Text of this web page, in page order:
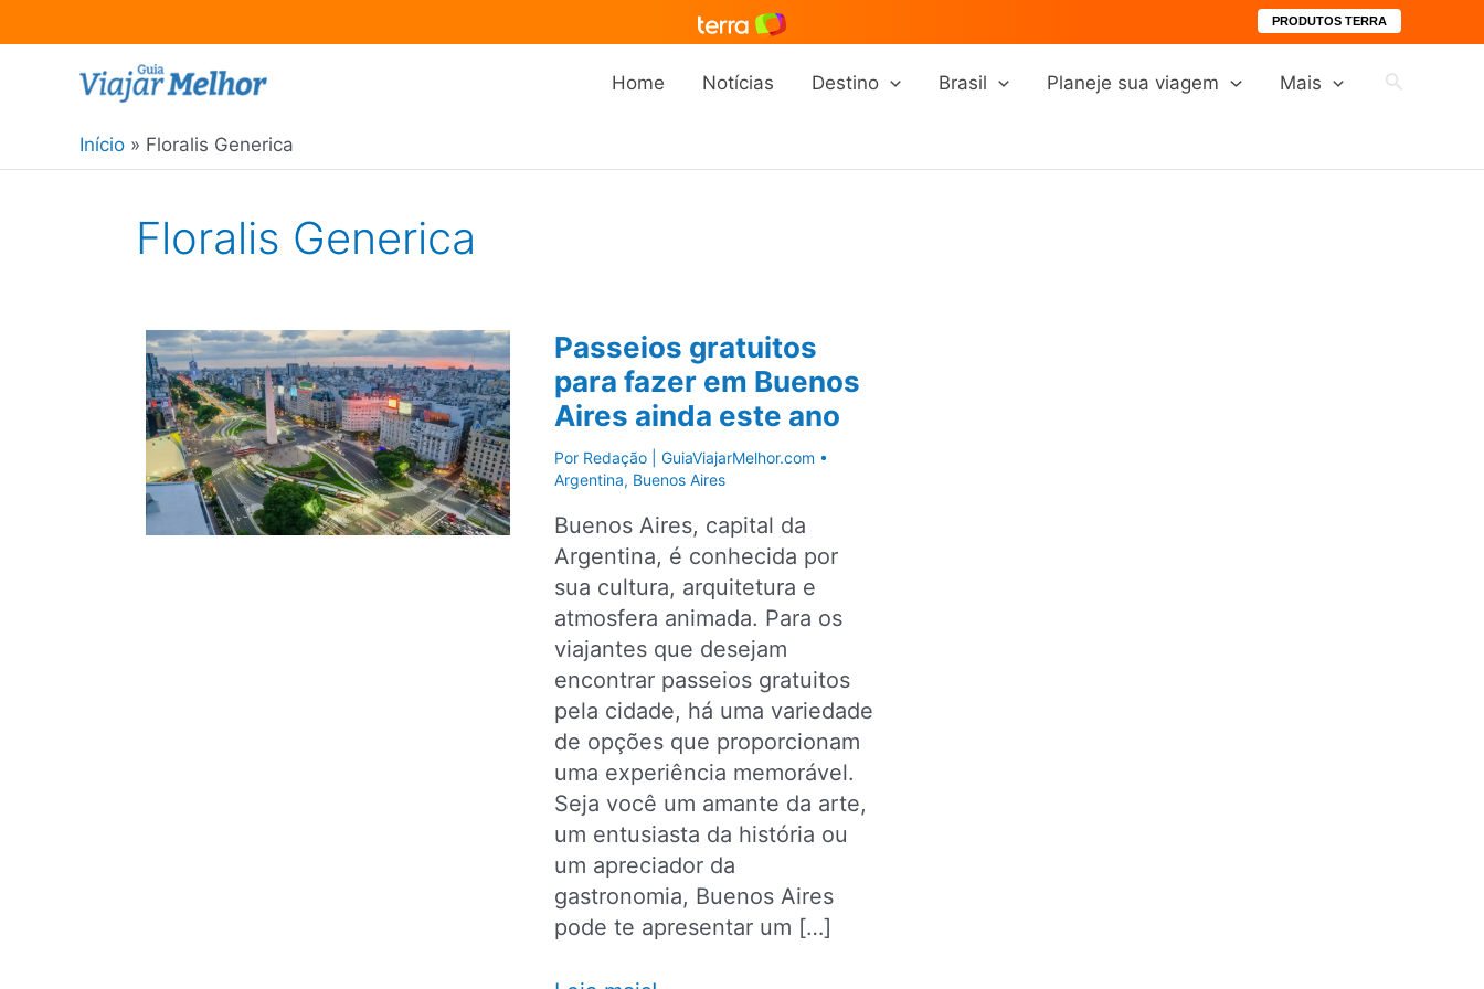
PRODUTOS TERRA
conteúdo
Home Notícias Destino Brasil Planeje sua viagem Mais Pesquisar
Início Floralis Generica
Floralis Generica
Passeios gratuitos
para fazer em Buenos
Aires ainda este ano
Por Redação | GuiaViajarMelhor.com •
Argentina, Buenos Aires
Buenos Aires, capital da
Argentina, é conhecida por
sua cultura, arquitetura e
atmosfera animada. Para os
viajantes que desejam
encontrar passeios gratuitos
pela cidade, há uma variedade
de opções que proporcionam
uma experiência memorável.
Seja você um amante da arte,
um entusiasta da história ou
um apreciador da
gastronomia, Buenos Aires
pode te apresentar um […]